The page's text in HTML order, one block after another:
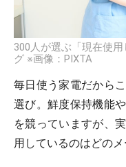
300人が選ぶ「現在使
グ ※画像：PIXTA
毎日使う家電だから
選び。鮮度保持機能
を競っていますが、
用しているのはどのメ